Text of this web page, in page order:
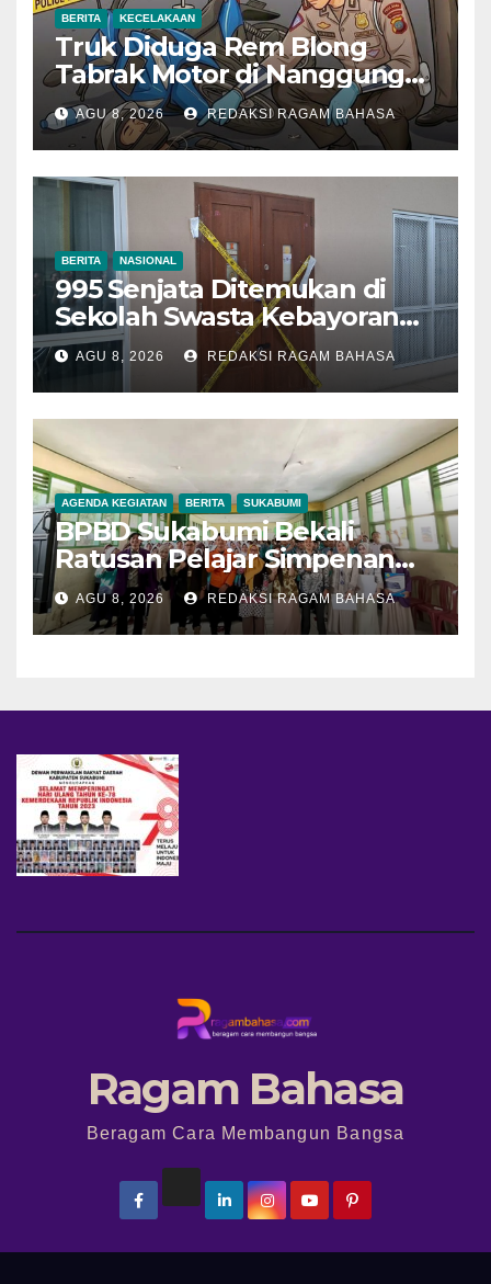
BERITA KECELAKAAN
Truk Diduga Rem Blong
Tabrak Motor di Nanggung
Bogor, Dua Orang Tewas
AGU 8, 2026 REDAKSI RAGAM BAHASA
BERITA NASIONAL
995 Senjata Ditemukan di
Sekolah Swasta Kebayoran
Lama, Ada Bunker hingga
Barang Terlarang
AGU 8, 2026 REDAKSI RAGAM BAHASA
AGENDA KEGIATAN BERITA SUKABUMI
BPBD Sukabumi Bekali
Ratusan Pelajar Simpenan
dengan Mitigasi Bencana
dan PFA
AGU 8, 2026 REDAKSI RAGAM BAHASA
Ragam Bahasa
Beragam Cara Membangun Bangsa